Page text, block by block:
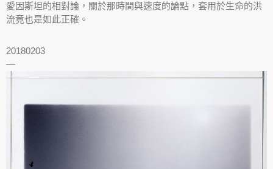
愛因斯坦的相對論，關於那時間與速度的論點，套用於生命的洪
流竟也是如此正確。
20180203
—